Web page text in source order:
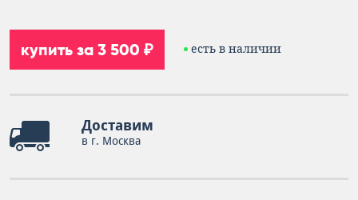
купить за 3 500 ₽ есть в наличии
Доставим
в г. Москва